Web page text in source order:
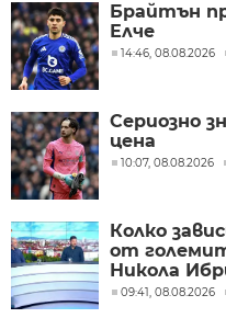
Брайтън
Елче
14:46, 08.08.2026
Сериозно
цена
10:07, 08.08.2026
Колко
от
Никола
09:41, 08.08.2026